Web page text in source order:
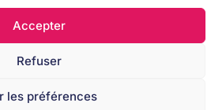
Accepter
Refuser
les préférences